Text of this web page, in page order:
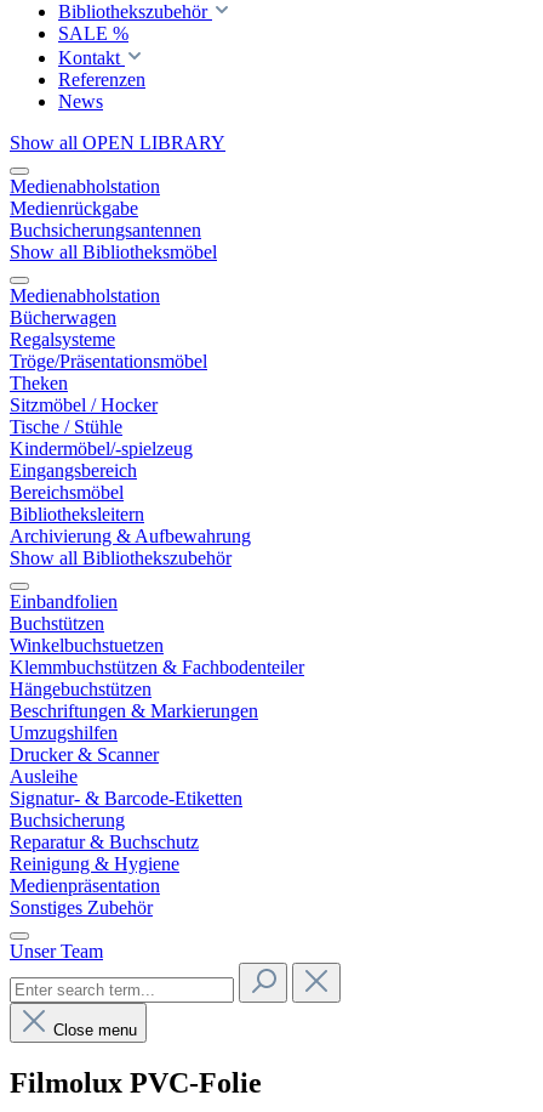
Bibliothekszubehör
SALE %
Kontakt
Referenzen
News
Show all OPEN LIBRARY
Medienabholstation
Medienrückgabe
Buchsicherungsantennen
Show all Bibliotheksmöbel
Medienabholstation
Bücherwagen
Regalsysteme
Tröge/Präsentationsmöbel
Theken
Sitzmöbel / Hocker
Tische / Stühle
Kindermöbel/-spielzeug
Eingangsbereich
Bereichsmöbel
Bibliotheksleitern
Archivierung & Aufbewahrung
Show all Bibliothekszubehör
Einbandfolien
Buchstützen
Winkelbuchstuetzen
Klemmbuchstützen & Fachbodenteiler
Hängebuchstützen
Beschriftungen & Markierungen
Umzugshilfen
Drucker & Scanner
Ausleihe
Signatur- & Barcode-Etiketten
Buchsicherung
Reparatur & Buchschutz
Reinigung & Hygiene
Medienpräsentation
Sonstiges Zubehör
Unser Team
Close menu
Filmolux PVC-Folie